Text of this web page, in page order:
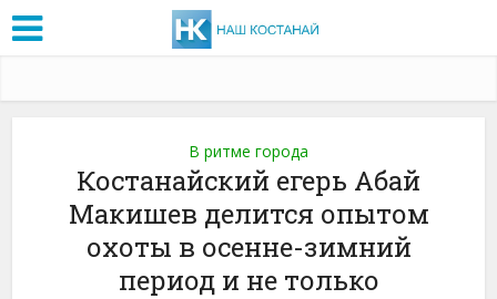
В ритме города
Костанайский егерь Абай
Макишев делится опытом
охоты в осенне-зимний
период и не только